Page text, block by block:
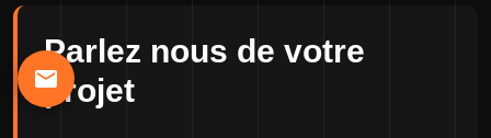
Parlez nous de votre
projet